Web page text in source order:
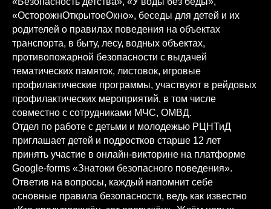
«ОсторожнОткрытоеОкно», беседы для детей и их
родителей о правилах поведения на объектах
транспорта, в быту, лесу, водных объектах,
противопожарной безопасности с выдачей
тематических памяток, листовок, игровые
профилактические программы, участвуют в рейдовых
профилактических мероприятий, в том числе
совместно с сотрудниками МЧС, ОМВД.
Отдел по работе с детьми и молодежью РЦНТиД
приглашает детей и подростков старше 12 лет
принять участие в онлайн-викторине на платформе
Google-forms «Знатоки безопасного поведения».
Ответив на вопросы, каждый напомнит себе
основные правила безопасности, ведь как известно